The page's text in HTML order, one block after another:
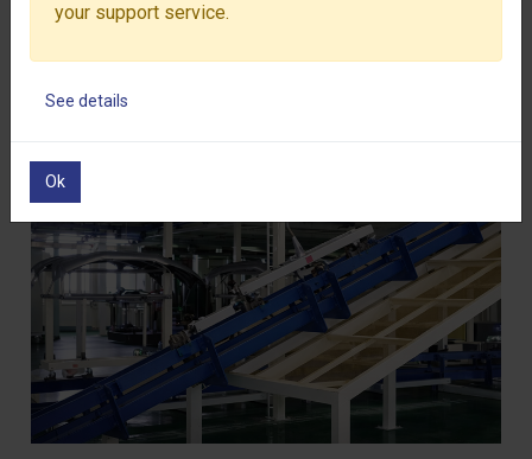
your support service.
See details
Ok
your support service.
See details
Ok